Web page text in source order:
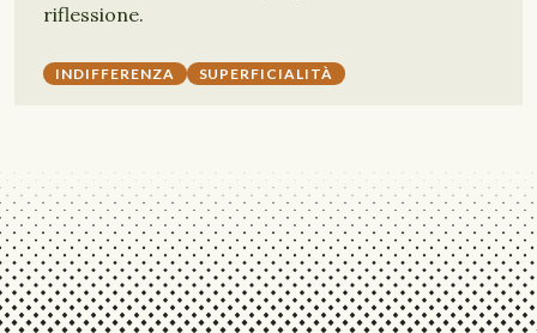
riflessione.
INDIFFERENZA SUPERFICIALITÀ